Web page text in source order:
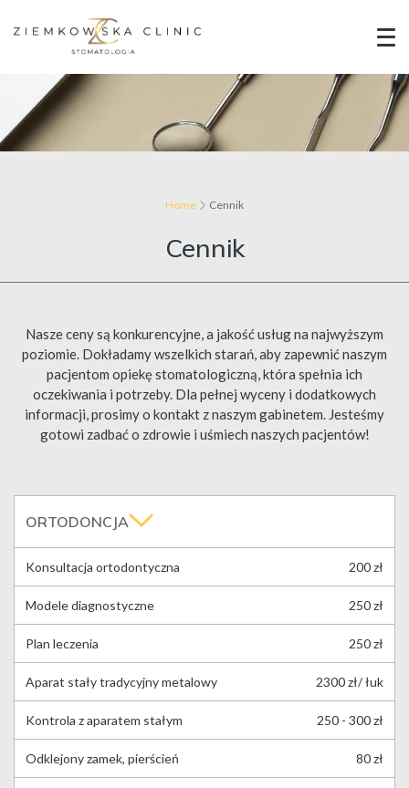
Home Cennik
Cennik
Nasze ceny są konkurencyjne, a jakość usług na najwyższym
poziomie. Dokładamy wszelkich starań, aby zapewnić naszym
pacjentom opiekę stomatologiczną, która spełnia ich
oczekiwania i potrzeby. Dla pełnej wyceny i dodatkowych
informacji, prosimy o kontakt z naszym gabinetem. Jesteśmy
gotowi zadbać o zdrowie i uśmiech naszych pacjentów!
ORTODONCJA
Konsultacja ortodontyczna 200 zł
Modele diagnostyczne 250 zł
Plan leczenia 250 zł
Aparat stały tradycyjny metalowy 2300 zł/ łuk
Kontrola z aparatem stałym 250 - 300 zł
Odklejony zamek, pierścień 80 zł